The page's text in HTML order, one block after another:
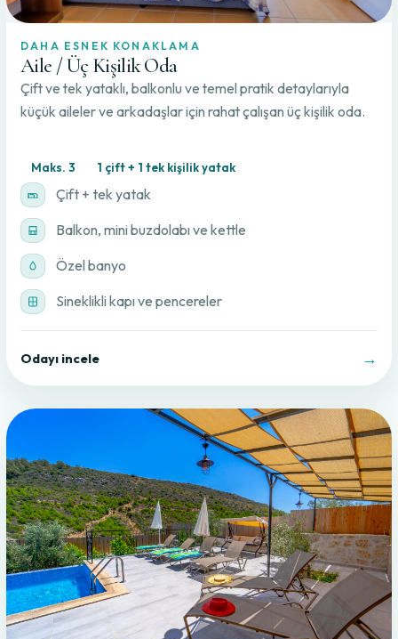
DAHA ESNEK KONAKLAMA
Aile / Üç Kişilik Oda
Çift ve tek yataklı, balkonlu ve temel pratik detaylarıyla
küçük aileler ve arkadaşlar için rahat çalışan üç kişilik oda.
Maks. 3 1 çift + 1 tek kişilik yatak
Çift + tek yatak
Balkon, mini buzdolabı ve kettle
Özel banyo
Sineklikli kapı ve pencereler
Odayı incele →